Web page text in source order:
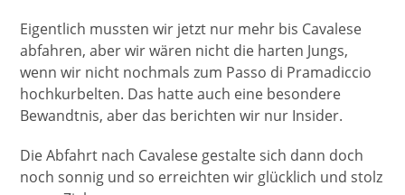
Eigentlich mussten wir jetzt nur mehr bis Cavalese
abfahren, aber wir wären nicht die harten Jungs,
wenn wir nicht nochmals zum Passo di Pramadiccio
hochkurbelten. Das hatte auch eine besondere
Bewandtnis, aber das berichten wir nur Insider.
Die Abfahrt nach Cavalese gestalte sich dann doch
noch sonnig und so erreichten wir glücklich und stolz